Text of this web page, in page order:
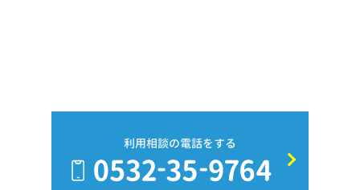
利用相談の電話をする